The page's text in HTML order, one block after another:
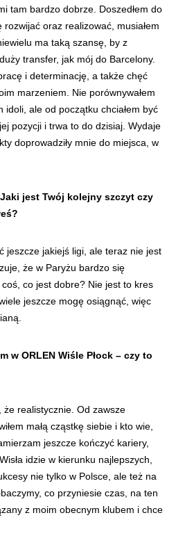
tam bardzo dobrze. Doszedłem do
oraz realizować, musiałem
ma taką szansę, by z
transfer, jak mój do Barcelony.
i determinację, a także chęć
marzeniem. Nie porównywałem
idoli, ale od początku chciałem być
pozycji i trwa to do dzisiaj. Wydaje
doprowadziły mnie do miejsca, w
jest Twój kolejny szczyt czy
jeszcze jakiejś ligi, ale teraz nie jest
że w Paryżu bardzo się
co jest dobre? Nie jest to kres
jeszcze mogę osiągnąć, więc
w ORLEN Wiśle Płock – czy to
że realistycznie. Od zawsze
małą cząstkę siebie i kto wie,
jeszcze kończyć kariery,
idzie w kierunku najlepszych,
nie tylko w Polsce, ale też na
co przyniesie czas, na ten
z moim obecnym klubem i chce